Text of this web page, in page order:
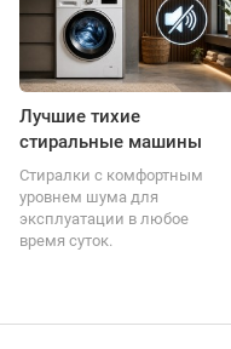
Лучшие тихие
стиральные машины
Стиралки с комфортным
уровнем шума для
эксплуатации в любое
время суток.